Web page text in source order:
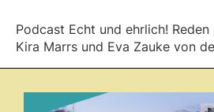
Podcast Echt und ehrlich!
Kira Marrs und Eva Zauke von